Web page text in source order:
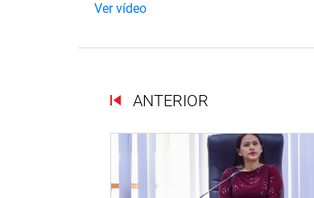
Ver vídeo
ANTERIOR